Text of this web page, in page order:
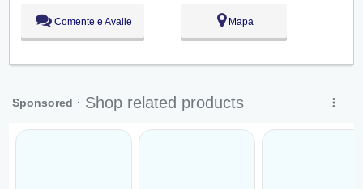
Seg:
Ter:
09:00 - 18:00
Qua:
09:00 - 18:00
Abre ás 09:00
Sex:
09:00 - 18:00
Dom:
Fechado
Comente e Avalie Mapa